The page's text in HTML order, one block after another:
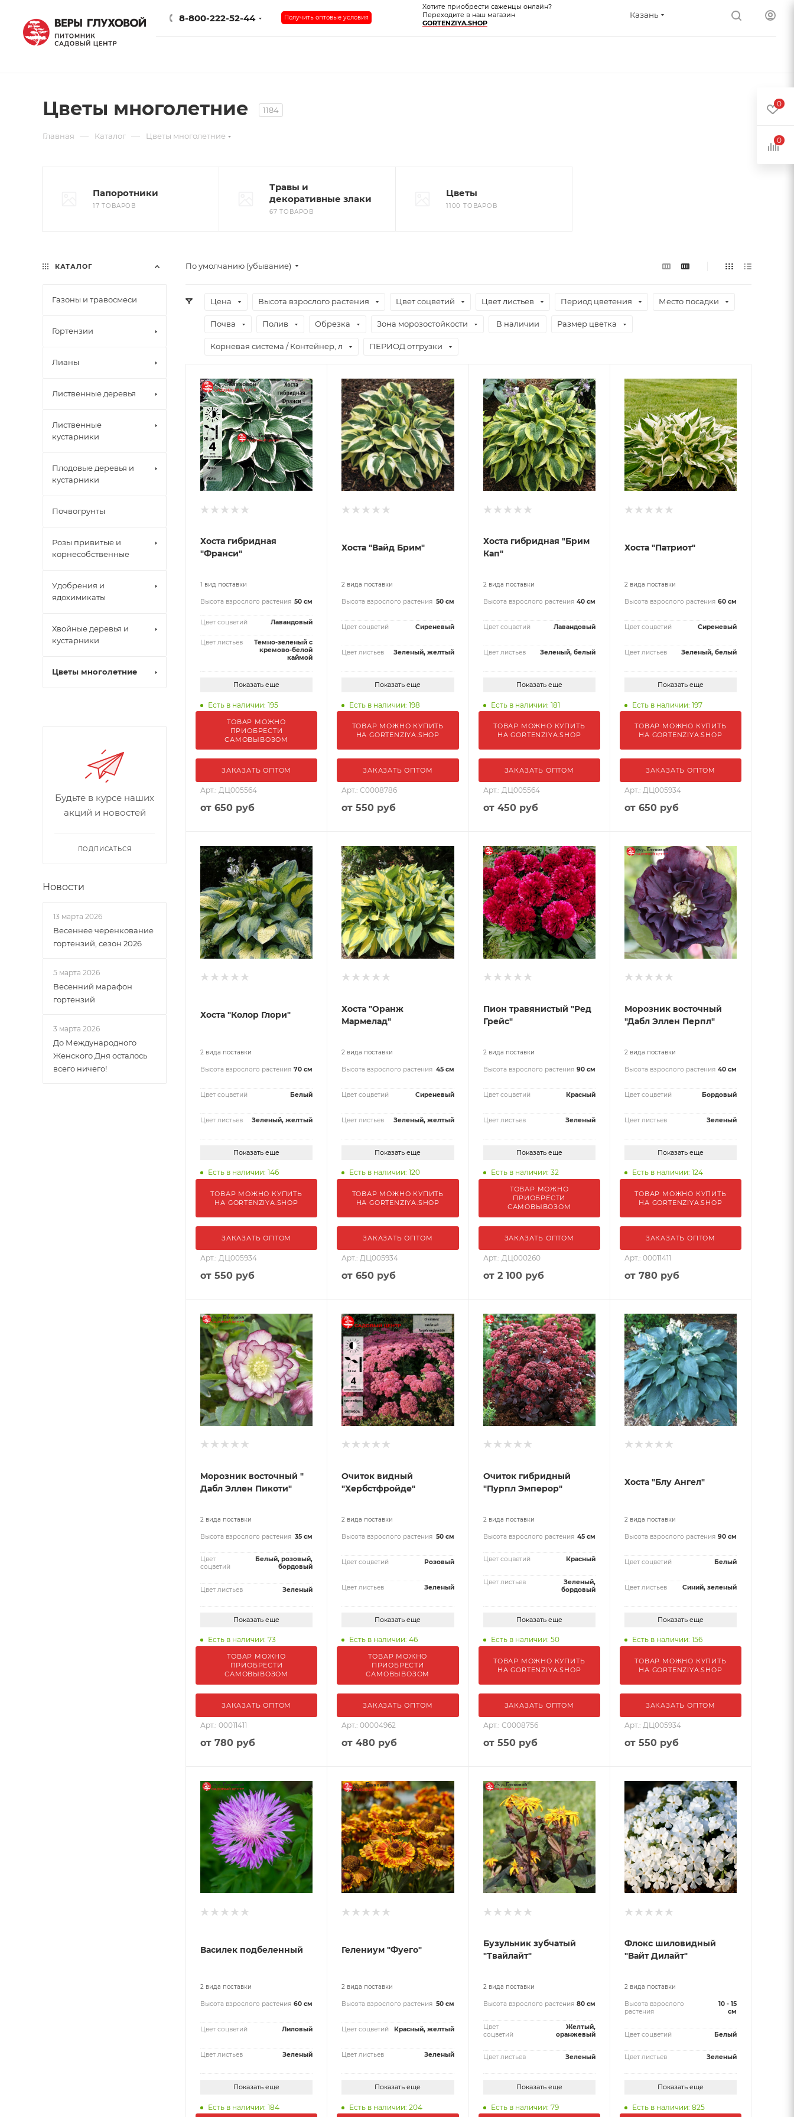
8-800-222-52-44 Получить оптовые условия
Хотите приобрести саженцы онлайн?
Переходите в наш магазин
GORTENZIYA.SHOP
Казань
Цветы многолетние 1184
Главная — Каталог — Цветы многолетние
Папоротники
17 ТОВАРОВ
Травы и
декоративные злаки
67 ТОВАРОВ
Цветы
1100 ТОВАРОВ
По умолчанию (убывание)
Цена Высота взрослого растения Цвет соцветий Цвет листьев Период цветения Место посадки
Почва Полив Обрезка Зона морозостойкости В наличии Размер цветка
Корневая система / Контейнер, л ПЕРИОД отгрузки
Хоста гибридная
"Франси"
1 вид поставки
Высота взрослого растения 50 см
Цвет соцветий Лавандовый
Цвет листьев
Темно-зеленый с
кремово-белой
каймой
Показать еще
Есть в наличии: 195
ТОВАР МОЖНО
ПРИОБРЕСТИ
САМОВЫВОЗОМ
ЗАКАЗАТЬ ОПТОМ
Арт.: ДЦ005564
от 650 руб
Хоста "Вайд Брим"
2 вида поставки
Высота взрослого растения 50 см
Цвет соцветий Сиреневый
Цвет листьев Зеленый, желтый
Показать еще
Есть в наличии: 198
ТОВАР МОЖНО КУПИТЬ
НА GORTENZIYA.SHOP
ЗАКАЗАТЬ ОПТОМ
Арт.: С0008786
от550 руб
Хоста гибридная "Брим
Кап"
2 вида поставки
Высота взрослого растения 40 см
Цвет соцветий Лавандовый
Цвет листьев Зеленый, белый
Показать еще
Есть в наличии: 181
ТОВАР МОЖНО КУПИТЬ
НА GORTENZIYA.SHOP
ЗАКАЗАТЬ ОПТОМ
Арт.: ДЦ005564
от 450 руб
Хоста "Патриот"
2 вида поставки
Высота взрослого растения 60 см
Цвет соцветий Сиреневый
Цвет листьев Зеленый, белый
Показать еще
Есть в наличии: 197
ТОВАР МОЖНО КУПИТЬ
НА GORTENZIYA.SHOP
ЗАКАЗАТЬ ОПТОМ
Арт.: ДЦ005934
от 650 руб
Хоста "Колор Глори"
2 вида поставки
Высота взрослого растения 70 см
Цвет соцветий Белый
Цвет листьев Зеленый, желтый
Показать еще
Есть в наличии: 146
ТОВАР МОЖНО КУПИТЬ
НА GORTENZIYA.SHOP
ЗАКАЗАТЬ ОПТОМ
Арт.: ДЦ005934
от 550 руб
Хоста "Оранж
Мармелад"
2 вида поставки
Высота взрослого растения 45 см
Цвет соцветий Сиреневый
Цвет листьев Зеленый, желтый
Показать еще
Есть в наличии: 120
ТОВАР МОЖНО КУПИТЬ
НА GORTENZIYA.SHOP
ЗАКАЗАТЬ ОПТОМ
Арт.: ДЦ005934
от650 руб
Пион травянистый "Ред
Грейс"
2 вида поставки
Высота взрослого растения 90 см
Цвет соцветий Красный
Цвет листьев Зеленый
Показать еще
Есть в наличии: 32
ТОВАР МОЖНО
ПРИОБРЕСТИ
САМОВЫВОЗОМ
ЗАКАЗАТЬ ОПТОМ
Арт.: ДЦ000260
от 2 100 руб
Морозник восточный
"Дабл Эллен Перпл"
2 вида поставки
Высота взрослого растения 40 см
Цвет соцветий Бордовый
Цвет листьев Зеленый
Показать еще
Есть в наличии: 124
ТОВАР МОЖНО КУПИТЬ
НА GORTENZIYA.SHOP
ЗАКАЗАТЬ ОПТОМ
Арт.: 00011411
от 780 руб
Морозник восточный "
Дабл Эллен Пикоти"
2 вида поставки
Высота взрослого растения 35 см
Цвет
соцветий
Белый, розовый,
бордовый
Цвет листьев Зеленый
Показать еще
Есть в наличии: 73
ТОВАР МОЖНО
ПРИОБРЕСТИ
САМОВЫВОЗОМ
ЗАКАЗАТЬ ОПТОМ
Арт.: 00011411
от 780 руб
Очиток видный
"Хербстфройде"
2 вида поставки
Высота взрослого растения 50 см
Цвет соцветий Розовый
Цвет листьев Зеленый
Показать еще
Есть в наличии: 46
ТОВАР МОЖНО
ПРИОБРЕСТИ
САМОВЫВОЗОМ
ЗАКАЗАТЬ ОПТОМ
Арт.: 00004962
от480 руб
Очиток гибридный
"Пурпл Эмперор"
2 вида поставки
Высота взрослого растения 45 см
Цвет соцветий Красный
Цвет листьев
Зеленый,
бордовый
Показать еще
Есть в наличии: 50
ТОВАР МОЖНО КУПИТЬ
НА GORTENZIYA.SHOP
ЗАКАЗАТЬ ОПТОМ
Арт.: С0008756
от 550 руб
Хоста "Блу Ангел"
2 вида поставки
Высота взрослого растения 90 см
Цвет соцветий Белый
Цвет листьев Синий, зеленый
Показать еще
Есть в наличии: 156
ТОВАР МОЖНО КУПИТЬ
НА GORTENZIYA.SHOP
ЗАКАЗАТЬ ОПТОМ
Арт.: ДЦ005934
от 550 руб
Василек подбеленный
2 вида поставки
Высота взрослого растения 60 см
Цвет соцветий Лиловый
Цвет листьев Зеленый
Показать еще
Есть в наличии: 184
Гелениум "Фуего"
2 вида поставки
Высота взрослого растения 50 см
Цвет соцветий Красный, желтый
Цвет листьев Зеленый
Показать еще
Есть в наличии: 204
Бузульник зубчатый
"Твайлайт"
2 вида поставки
Высота взрослого растения 80 см
Цвет
соцветий
Желтый,
оранжевый
Цвет листьев Зеленый
Показать еще
Есть в наличии: 79
Флокс шиловидный
"Вайт Дилайт"
2 вида поставки
Высота взрослого
растения
10 - 15
см
Цвет соцветий Белый
Цвет листьев Зеленый
Показать еще
Есть в наличии: 825
КАТАЛОГ
Газоны и травосмеси
Гортензии
Лианы
Лиственные деревья
Лиственные
кустарники
Плодовые деревья и
кустарники
Почвогрунты
Розы привитые и
корнесобственные
Удобрения и
ядохимикаты
Хвойные деревья и
кустарники
Цветы многолетние
Будьте в курсе наших
акций и новостей
ПОДПИСАТЬСЯ
Новости
13 марта 2026
Весеннее черенкование
гортензий, сезон 2026
5 марта 2026
Весенний марафон
гортензий
3 марта 2026
До Международного
Женского Дня осталось
всего ничего!
0
0